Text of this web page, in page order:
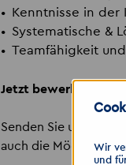
Kenntnisse in der
Systematische &
Teamfähigkeit
Jetzt bewerben!
Senden Sie uns Ihre
auch die Möglichkeit
Wir
und